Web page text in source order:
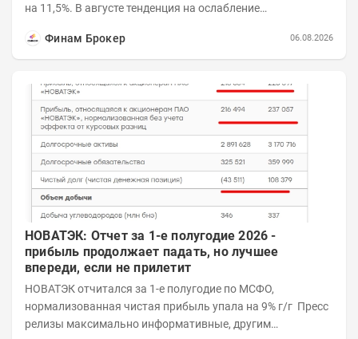
на 11,5%. В августе тенденция на ослабление
Финам Брокер
06.08.2026
НОВАТЭК: Отчет за 1-е полугодие 2026 -
прибыль продолжает падать, но лучшее
впереди, если не прилетит
НОВАТЭК отчитался за 1-е полугодие по МСФО,
нормализованная чистая прибыль упала на 9% г/г Пресс
релизы максимально информативные, другим